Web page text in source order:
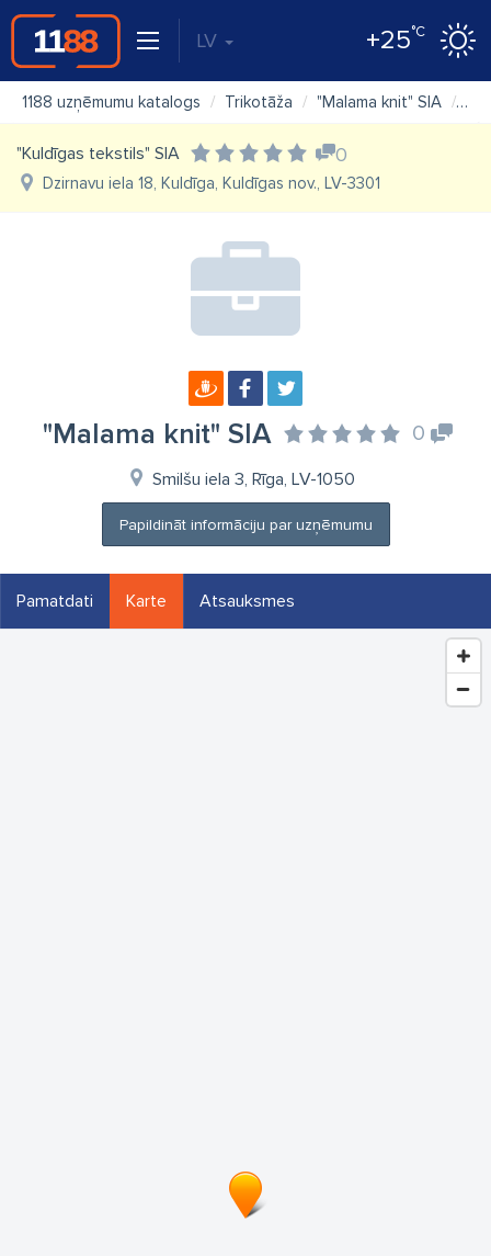
LV +25°C
1188 uzņēmumu katalogs Trikotāža "Malama knit" SIA
"Kuldīgas tekstils" SIA 0
Dzirnavu iela 18, Kuldīga, Kuldīgas nov., LV-3301
"Malama knit" SIA 0
Smilšu iela 3, Rīga, LV-1050
Papildināt informāciju par uzņēmumu
Pamatdati Karte Atsauksmes